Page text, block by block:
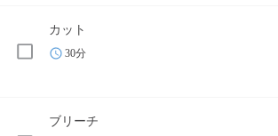
カット
30分
ブリーチ